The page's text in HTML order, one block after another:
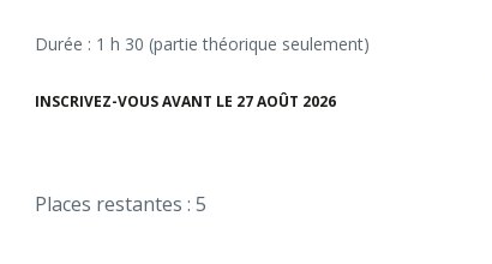
Durée : 1 h 30 (partie théorique seulement)
INSCRIVEZ-VOUS AVANT LE 27 AOÛT 2026
Places restantes : 5